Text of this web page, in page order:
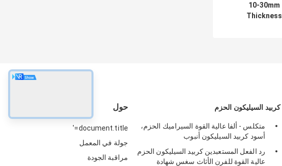
10-30mm
Thickness
حول
document.title='
جولة في المعمل
مراقبة الجودة
كربيد السيليكون الحزم
متكلس - ألفا عالية القوة السيراميك الحزم،
أسود كربيد السيليكون أنبوب
رد الفعل المستعبدين كربيد السيليكون الحزم
عالية القوة للفرن الأثاث سغس شهادة